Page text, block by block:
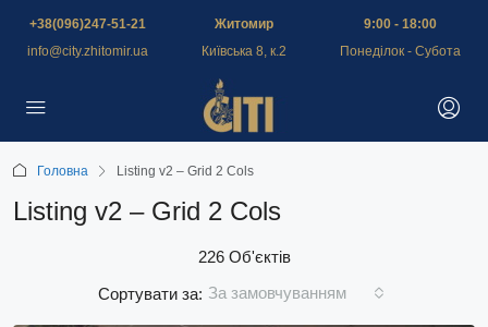
+38(096)247-51-21
info@city.zhitomir.ua
Житомир
Київська 8, к.2
9:00 - 18:00
Понеділок - Субота
Головна Listing v2 – Grid 2 Cols
Listing v2 – Grid 2 Cols
226 Об'єктів
Сортувати за: За замовчуванням